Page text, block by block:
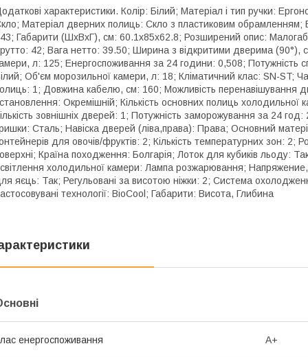
характеристики. Колір: Білий; Матеріал і тип ручки:
Матеріал дверних полиць: Скло з пластиковим обрамленням;
Габарити (ШхВхГ), см: 60.1x85x62.8; Розширений опис:
42; Вага нетто: 39.50; Ширина з відкритими дверима
л: 125; Енергоспоживання за 24 години: 0,508; Потужність
Об'єм морозильної камери, л: 18; Кліматичний клас: SN-ST;
1; Довжина кабелю, см: 160; Можливість перенавішування
Окремішній; Кількість основних полиць холодильної
зовнішніх дверей: 1; Потужність заморожування за 24
Сталь; Навіска дверей (ліва,права): Права; Основний
для овочів/фруктів: 2; Кількість температурних зон: 2;
Країна походження: Болгарія; Лоток для кубиків льоду:
холодильної камери: Лампа розжарювання;
яєць: Так; Регульовані за висотою ніжки: 2; Система
технології: BioCool; Габарити: Висота, Глибина
енергоспоживання A+